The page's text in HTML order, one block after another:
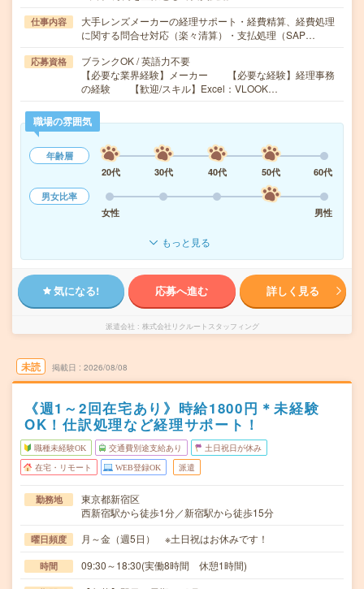
仕事内容
大手レンズメーカーの経理サポート・経費精算、経費処理
に関する問合せ対応（楽々清算）・支払処理（SAP…
応募資格
ブランクOK / 英語力不要
【必要な業界経験】メーカー 【必要な経験】経理事務
の経験 【歓迎/スキル】Excel：VLOOK…
職場の雰囲気
年齢層
20代
30代 40代 50代
60代
男女比率
女性
男性
もっと見る
気になる! 応募へ進む 詳しく見る
派遣会社 株式会社リクルートスタッフィング
未読 掲載日 2026/08/08
《週1～2回在宅あり》時給1800円＊未経験
OK！仕訳処理など経理サポート！
職種未経験OK 交通費別途支給あり 土日祝日が休み
在宅・リモート WEB登録OK 派遣
勤務地
東京都新宿区
西新宿駅から徒歩1分／新宿駅から徒歩15分
曜日頻度 月～金（週5日） ※土日祝はお休みです！
時間 09:30～18:30(実働8時間 休憩1時間)